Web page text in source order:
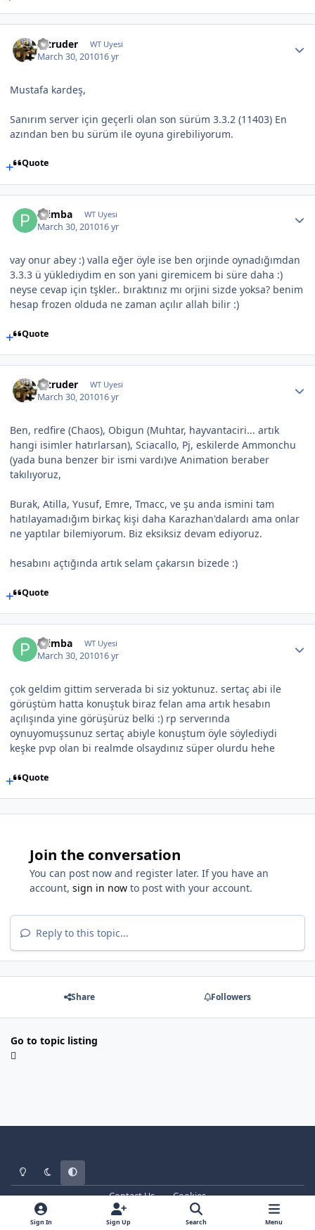
Intruder WT Uyesi
March 30, 201016 yr
Mustafa kardeş,
Sanırım server için geçerli olan son sürüm 3.3.2 (11403) En
azından ben bu sürüm ile oyuna girebiliyorum.
Quote
Primba WT Uyesi
March 30, 201016 yr
vay onur abey :) valla eğer öyle ise ben orjinde oynadığımdan
3.3.3 ü yüklediydim en son yani giremicem bi süre daha :)
neyse cevap için tşkler.. bıraktınız mı orjini sizde yoksa? benim
hesap frozen olduda ne zaman açılır allah bilir :)
Quote
Intruder WT Uyesi
March 30, 201016 yr
Ben, redfire (Chaos), Obigun (Muhtar, hayvantaciri... artık
hangi isimler hatırlarsan), Sciacallo, Pj, eskilerde Ammonchu
(yada buna benzer bir ismi vardı)ve Animation beraber
takılıyoruz,
Burak, Atilla, Yusuf, Emre, Tmacc, ve şu anda ismini tam
hatılayamadığım birkaç kişi daha Karazhan'dalardı ama onlar
ne yaptılar bilemiyorum. Biz eksiksiz devam ediyoruz.
hesabını açtığında artık selam çakarsın bizede :)
Quote
Primba WT Uyesi
March 30, 201016 yr
çok geldim gittim serverada bi siz yoktunuz. sertaç abi ile
görüştüm hatta konuştuk biraz felan ama artık hesabın
açılışında yine görüşürüz belki :) rp serverında
oynuyomuşsunuz sertaç abiyle konuştum öyle söylediydi
keşke pvp olan bi realmde olsaydınız süper olurdu hehe
Quote
Join the conversation
You can post now and register later. If you have an
account, sign in now to post with your account.
Reply to this topic...
Share Followers
Go to topic listing
Light ModeDark ModeSystem Preference
Contact Us
Cookies
WT - http://www.ebattle.net
Powered byInvision Community
Sign In Sign Up Search Menu